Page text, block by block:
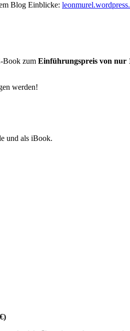
Blog Einblicke:
Book zum Einführungspreis von nur
werden!
und als iBook.